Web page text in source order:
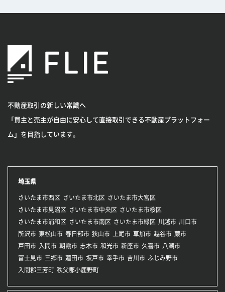
不動産取引の新しい常識へ
「買主と売主が自由に安心して直接取引できる不動産プラットフォー
ム」を目指しています。
埼玉県
さいたま市西区 さいたま市北区
さいたま市大宮区
さいたま市見沼区
さいたま市中央区
さいたま市桜区
さいたま市浦和区
さいたま市南区 さいたま市緑区 川越市 川口市
所沢市 東松山市 春日部市 狭山市 上尾市 草加市 越谷市 蕨市
戸田市 入間市 朝霞市 志木市 和光市 新座市 久喜市 八潮市
富士見市 三郷市 蓮田市 坂戸市 幸手市 吉川市 ふじみ野市
入間郡三芳町 秩父郡小鹿野町